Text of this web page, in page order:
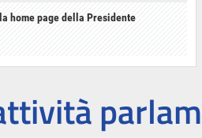
home page della Presidente